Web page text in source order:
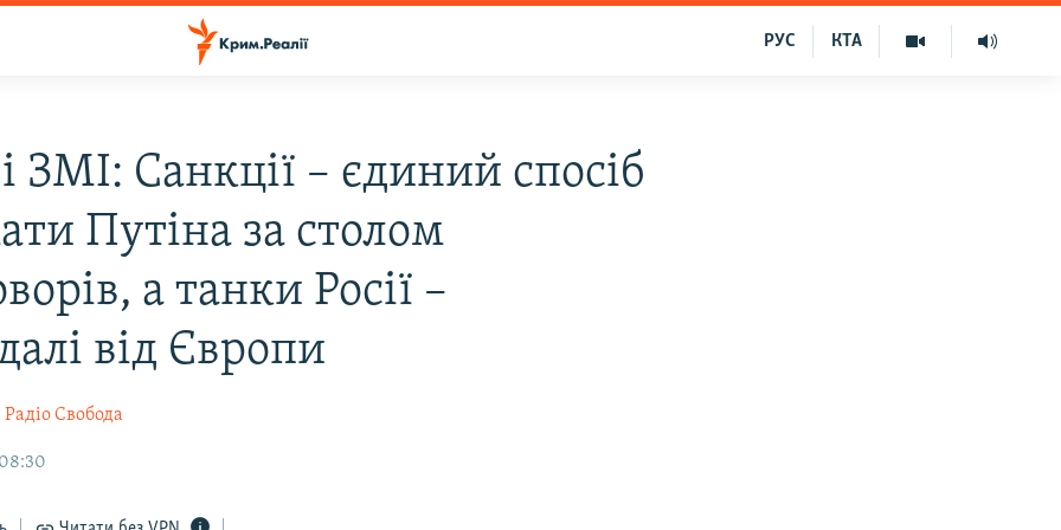
КТА
РУС
ЗМІ: Санкції – єдиний спосіб
Путіна за столом
а танки Росії –
від Європи
Радіо Свобода
08:30